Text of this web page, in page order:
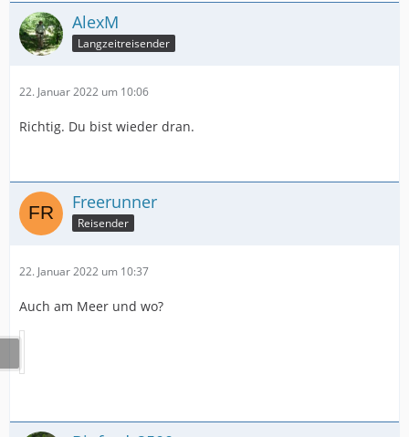
AlexM
Langzeitreisender
22. Januar 2022 um 10:06
Richtig. Du bist wieder dran.
Freerunner
Reisender
22. Januar 2022 um 10:37
Auch am Meer und wo?